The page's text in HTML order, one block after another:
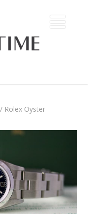
/ Rolex Oyster